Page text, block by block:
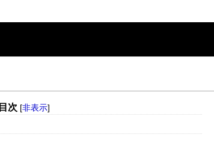
次 [非表示]